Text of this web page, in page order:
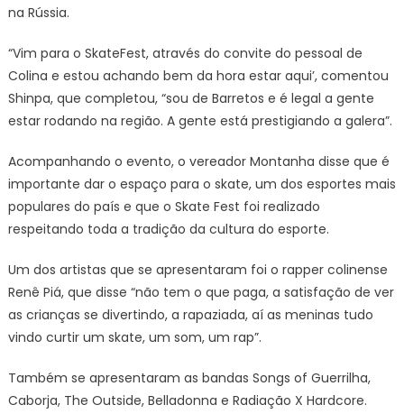
na Rússia.
“Vim para o SkateFest, através do convite do pessoal de
Colina e estou achando bem da hora estar aqui’, comentou
Shinpa, que completou, “sou de Barretos e é legal a gente
estar rodando na região. A gente está prestigiando a galera”.
Acompanhando o evento, o vereador Montanha disse que é
importante dar o espaço para o skate, um dos esportes mais
populares do país e que o Skate Fest foi realizado
respeitando toda a tradição da cultura do esporte.
Um dos artistas que se apresentaram foi o rapper colinense
Renê Piá, que disse “não tem o que paga, a satisfação de ver
as crianças se divertindo, a rapaziada, aí as meninas tudo
vindo curtir um skate, um som, um rap”.
Também se apresentaram as bandas Songs of Guerrilha,
Caborja, The Outside, Belladonna e Radiação X Hardcore.